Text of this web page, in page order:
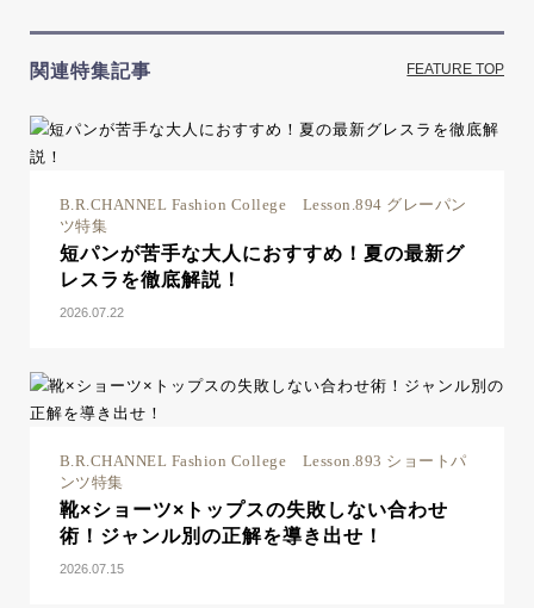
関連特集記事 FEATURE TOP
B.R.CHANNEL Fashion College Lesson.894 グレーパン
ツ特集
短パンが苦手な大人におすすめ！夏の最新グ
レスラを徹底解説！
2026.07.22
B.R.CHANNEL Fashion College Lesson.893 ショートパ
ンツ特集
靴×ショーツ×トップスの失敗しない合わせ
術！ジャンル別の正解を導き出せ！
2026.07.15